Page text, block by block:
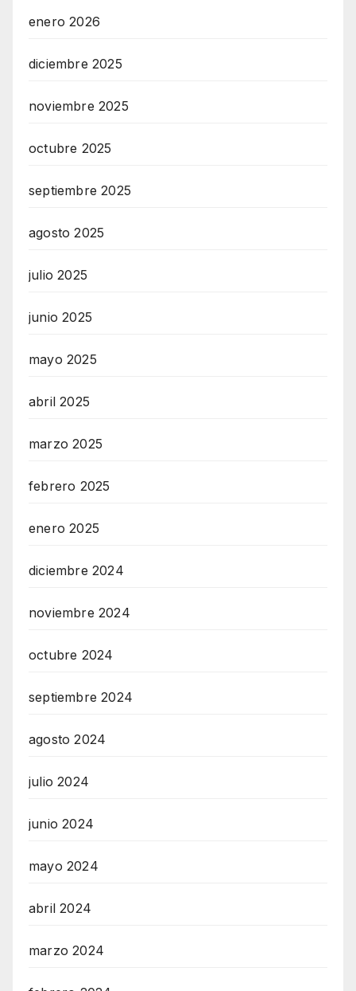
enero 2026
diciembre 2025
noviembre 2025
octubre 2025
septiembre 2025
agosto 2025
julio 2025
junio 2025
mayo 2025
abril 2025
marzo 2025
febrero 2025
enero 2025
diciembre 2024
noviembre 2024
octubre 2024
septiembre 2024
agosto 2024
julio 2024
junio 2024
mayo 2024
abril 2024
marzo 2024